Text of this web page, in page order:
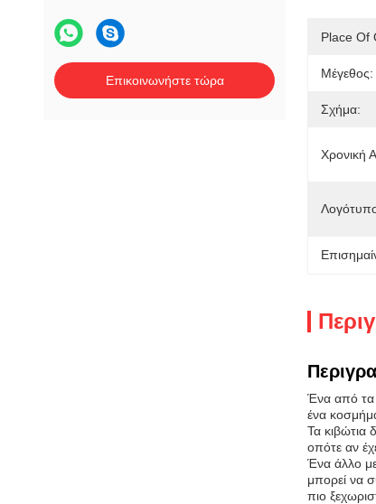
Επικοινωνήστε τώρα
Place Of
Μέγεθος:
Σχήμα:
Χρονική
Ένα από τα
ένα
Τα κιβώτια
οπότε αν
Ένα άλλο
μπορεί να
πιο